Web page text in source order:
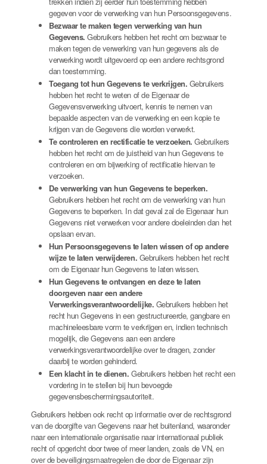
gegeven voor de verwerking van hun Persoonsgegevens.
Bezwaar te maken tegen verwerking van hun
Gegevens. Gebruikers hebben het recht om bezwaar te
maken tegen de verwerking van hun gegevens als de
verwerking wordt uitgevoerd op een andere rechtsgrond
dan toestemming.
Toegang tot hun Gegevens te verkrijgen. Gebruikers
hebben het recht te weten of de Eigenaar de
Gegevensverwerking uitvoert, kennis te nemen van
bepaalde aspecten van de verwerking en een kopie te
krijgen van de Gegevens die worden verwerkt.
Te controleren en rectificatie te verzoeken. Gebruikers
hebben het recht om de juistheid van hun Gegevens te
controleren en om bijwerking of rectificatie hiervan te
verzoeken.
De verwerking van hun Gegevens te beperken.
Gebruikers hebben het recht om de verwerking van hun
Gegevens te beperken. In dat geval zal de Eigenaar hun
Gegevens niet verwerken voor andere doeleinden dan het
opslaan ervan.
Hun Persoonsgegevens te laten wissen of op andere
wijze te laten verwijderen. Gebruikers hebben het recht
om de Eigenaar hun Gegevens te laten wissen.
Hun Gegevens te ontvangen en deze te laten
doorgeven naar een andere
Verwerkingsverantwoordelijke. Gebruikers hebben het
recht hun Gegevens in een gestructureerde, gangbare en
machineleesbare vorm te verkrijgen en, indien technisch
mogelijk, die Gegevens aan een andere
verwerkingsverantwoordelijke over te dragen, zonder
daarbij te worden gehinderd.
Een klacht in te dienen. Gebruikers hebben het recht een
vordering in te stellen bij hun bevoegde
gegevensbeschermingsautoriteit.
Gebruikers hebben ook recht op informatie over de rechtsgrond
van de doorgifte van Gegevens naar het buitenland, waaronder
naar een internationale organisatie naar internationaal publiek
recht of opgericht door twee of meer landen, zoals de VN, en
over de beveiligingsmaatregelen die door de Eigenaar zijn